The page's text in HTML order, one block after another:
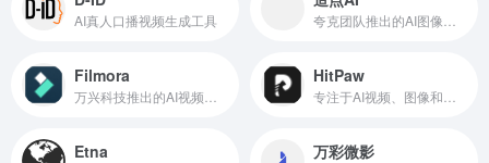
AI真人口播视频生成工具
Filmora HitPaw
Etna 万彩微影